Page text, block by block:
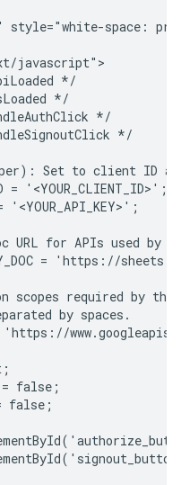
style="white-space:
javascript">
*/
*/
*/
*/
Set to client ID
= '<YOUR_CLIENT_ID>';
'<YOUR_API_KEY>';
URL for APIs used by
= 'https://
scopes required by
by spaces.
false;
false;